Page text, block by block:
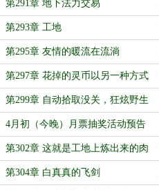
第291章 地下法力交易
第293章 工地
第295章 友情的暖流在流淌
第297章 花掉的灵币以另一种方式
陪在了身边
第299章 自动拾取没关，狂炫野生
食材
4月初（今晚）月票抽奖活动预告
第302章 这就是工地上炼出来的肉
体（求月票）
第304章 白真真的飞剑